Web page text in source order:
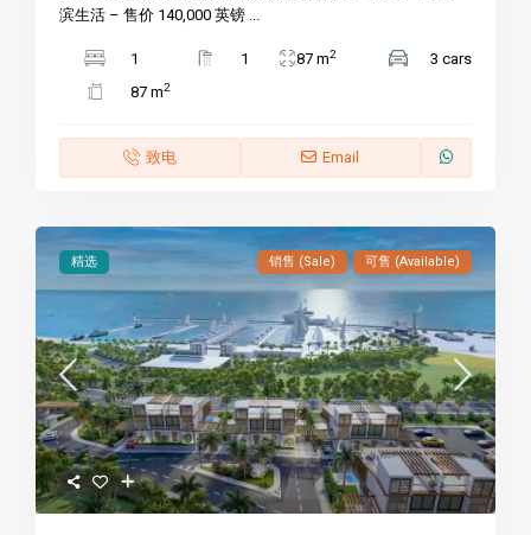
滨生活 – 售价 140,000 英镑 ...
1 1 87 m2
3 cars
87 m2
致电 Email
精选 销售 (Sale) 可售 (Available)